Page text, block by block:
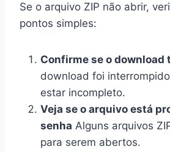
Se o arquivo ZIP não abrir,
pontos simples:
Confirme se o download
download foi
estar incompleto.
Veja se o arquivo está
senha Alguns arquivos
para serem abertos.